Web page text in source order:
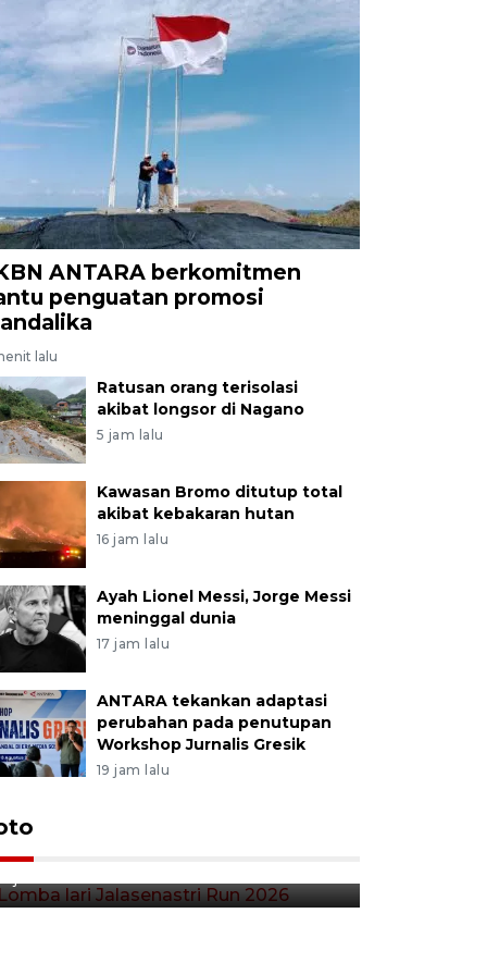
ANTARA berkomitmen
penguatan promosi
lalu
Ratusan orang terisolasi
akibat longsor di Nagano
5 jam lalu
Kawasan Bromo ditutup total
akibat kebakaran hutan
16 jam lalu
Ayah Lionel Messi, Jorge Messi
meninggal dunia
17 jam lalu
ANTARA tekankan adaptasi
perubahan pada penutupan
Workshop Jurnalis Gresik
19 jam lalu
Lomba lari Jalasenastri Run
2026